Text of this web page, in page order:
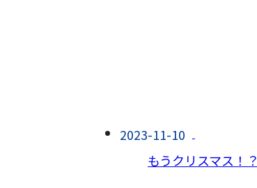
2023-11-10
もうクリスマス！？